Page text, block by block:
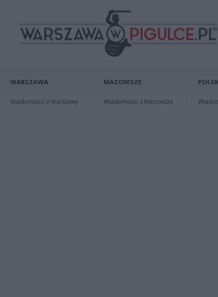
WARSZAWA
Wiadomości z Warszawy
MAZOWSZE
Wiadomości z Mazowsza